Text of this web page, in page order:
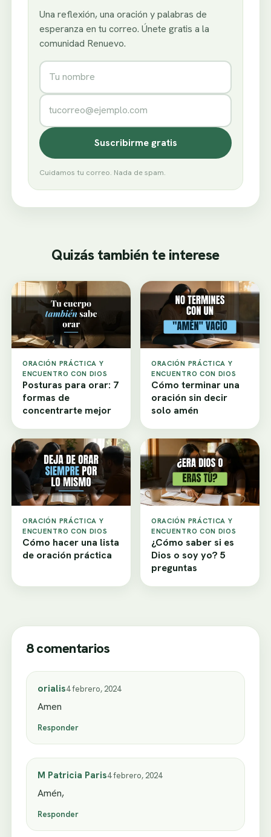
Una reflexión, una oración y palabras de
esperanza en tu correo. Únete gratis a la
comunidad Renuevo.
Nombre
Correo electrónico
Suscribirme gratis
Cuidamos tu correo. Nada de spam.
Quizás también te interese
ORACIÓN PRÁCTICA Y
ENCUENTRO CON DIOS
Posturas para orar: 7
formas de
concentrarte mejor
ORACIÓN PRÁCTICA Y
ENCUENTRO CON DIOS
Cómo terminar una
oración sin decir
solo amén
ORACIÓN PRÁCTICA Y
ENCUENTRO CON DIOS
Cómo hacer una lista
de oración práctica
ORACIÓN PRÁCTICA Y
ENCUENTRO CON DIOS
¿Cómo saber si es
Dios o soy yo? 5
preguntas
8 comentarios
orialis4 febrero, 2024
Amen
Responder
M Patricia Paris4 febrero, 2024
Amén,
Responder